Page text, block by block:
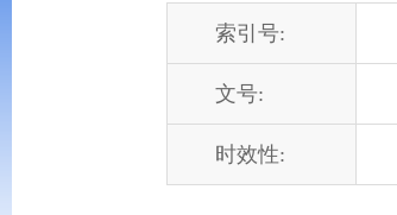
索引号:
文号:
时效性: